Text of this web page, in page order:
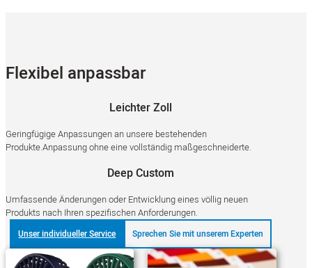
Flexibel anpassbar
Leichter Zoll
Geringfügige Anpassungen an unsere bestehenden
Produkte.Anpassung ohne eine vollständig maßgeschneiderte.
Deep Custom
Umfassende Änderungen oder Entwicklung eines völlig neuen
Produkts nach Ihren spezifischen Anforderungen.
Unser individueller Service Sprechen Sie mit unserem Experten